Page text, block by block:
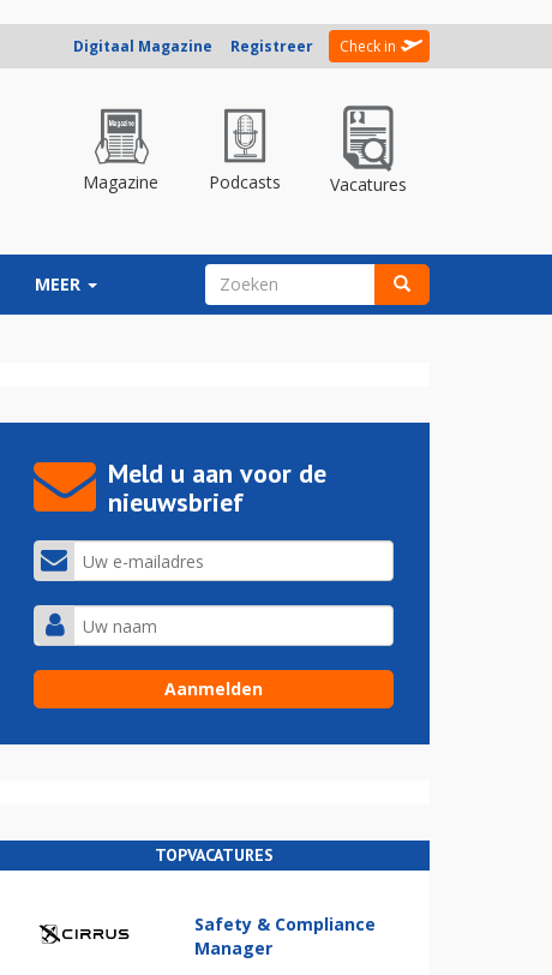
Digitaal Magazine Registreer Check in
Magazine Podcasts Vacatures
MEER ZOEKVELD
Meld u aan voor de
nieuwsbrief
TOPVACATURES
Safety & Compliance
Manager